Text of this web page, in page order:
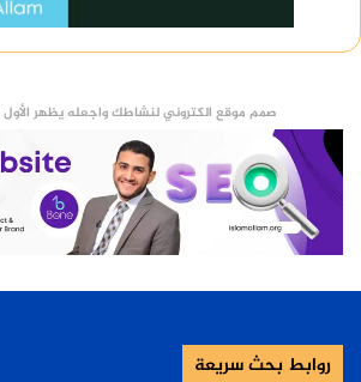
صمم موقع الكتروني لنشاطك واجعله يظهر
روابط بحث سريعة